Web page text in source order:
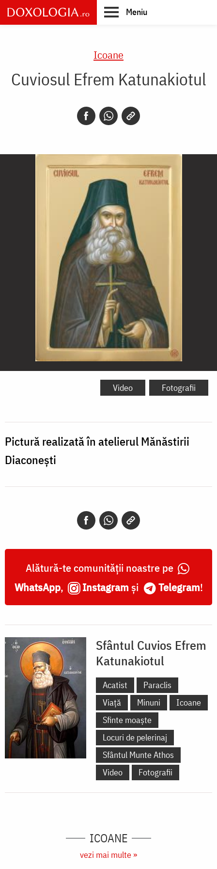
Skip
to
main
Meniu
Icoane
Cuviosul Efrem Katunakiotul
Cuviosul
Video Fotografii
Pictură realizată în atelierul Mănăstirii
Diaconești
Alătură-te comunității noastre pe
WhatsApp, Instagram și Telegram!
Sfântul Cuvios Efrem
Katunakiotul
Acatist
Paraclis
Viață
Minuni
Icoane
Sfinte moaște
Locuri de pelerinaj
Sfântul Munte Athos
Video
Fotografii
ICOANE
vezi mai multe »